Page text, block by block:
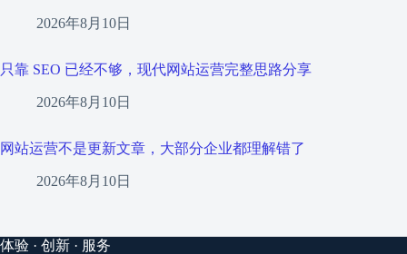
2026年8月10日
只靠 SEO 已经不够，现代网站运营完整思路分享
2026年8月10日
网站运营不是更新文章，大部分企业都理解错了
2026年8月10日
体验 · 创新 · 服务